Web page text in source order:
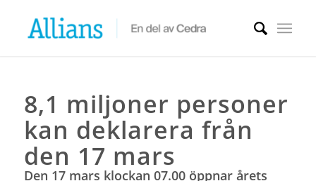
8,1 miljoner personer
kan deklarera från
den 17 mars
Den 17 mars klockan 07.00 öppnar årets